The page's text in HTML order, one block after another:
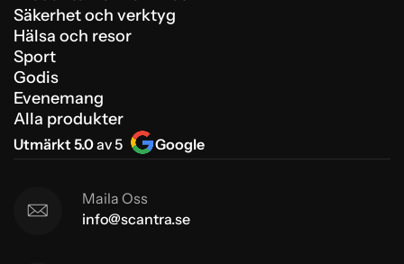
Säkerhet och verktyg
Hälsa och resor
Sport
Godis
Evenemang
Alla produkter
Utmärkt 5.0av 5 Google
Maila Oss
info@scantra.se